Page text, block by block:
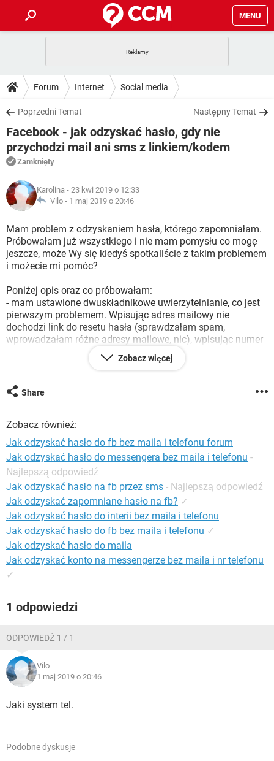
MENU
GRY WHATSAPP
SPOTIFY
INSTAGRAM FACEBOOK
WINDOWS 10
PORADY
PlayStation
SPOTIFY NETFLIX
INSTAGRAM
WINDOWS 10
DO POBRANIA
ANDROID TIKTOK
GRY WHATSAPP
INSTAGRAM
FORUM
COVID-19
GRY
SPOTIFY
INSTAGRAM FACEBOOK
WINDOWS 10
COVID-19
SPOTIFY NETFLIX
INSTAGRAM FACEBOOK
Forum Internet Social media
Poprzedni Temat Następny Temat
Facebook - jak odzyskać hasło, gdy nie
przychodzi mail ani sms z linkiem/kodem
Zamknięty
Karolina - 23 kwi 2019 o 12:33
Vilo - 1 maj 2019 o 20:46
Mam problem z odzyskaniem hasła, którego zapomniałam.
Próbowałam już wszystkiego i nie mam pomysłu co mogę
jeszcze, może Wy się kiedyś spotkaliście z takim problemem
i możecie mi pomóc?
Poniżej opis oraz co próbowałam:
- mam ustawione dwuskładnikowe uwierzytelnianie, co jest
pierwszym problemem. Wpisując adres mailowy nie
dochodzi link do resetu hasła (sprawdzałam spam,
wprowadzałam różne adresy mailowe, nic), wpisując numer
telefonu, nie przychodzi sms (również sprawdzałam różne
kody od znajomych, wprowadziłam i tu pojawił się
komunikat: "Za często próbujesz, spróbuj później". No więc
pomocy), nic nie dało, dalej pojawia się komunikat,
następnie 48h i ostatnio prawie cały tydzień. Myślałam, że
tydzień pomógł, bo pojawił się nowy komunikat, że kody
wygasły, to ja oczywiście wzięłam nowe, wpisałam i pojawił
się ten sam komunikat co wcześniej, czyli: za często
próbujesz.
- próbowałam też: różnych przeglądarek, trybu incognito,
usuwania plików cookies. Przeszukałam internet jak dostać
się do centrum pomocy facebooka, znalazłam jakiś link i
bombarduję ich mailami, ale nie ma odpowiedzi (na jakiejś
stronie było napisane, że nie ma centrum pomocy facebooka
na EU, więc może nie dochodzi), próbowałam też
społeczność facebooka, ale tam nikt nie odpowiada na
z centrum pomocy, majac nadzieje, że może mogą się
chwilę, jestem zalogowana na telefonie i prywatnym
komputerze, więc może jest jakaś opcja sprawdzenia hasła
bez jego wpisywania (nie mam zapisanego hasła w
Zobacz więcej
Share
Zobacz również:
Jak odzyskać hasło do fb bez maila i telefonu forum
Jak odzyskać hasło do messengera bez maila i telefonu -
Najlepszą odpowiedź
Jak odzyskać hasło na fb przez sms - Najlepszą odpowiedź
Jak odzyskać zapomniane hasło na fb? ✓
Jak odzyskać hasło do interii bez maila i telefonu
Jak odzyskać hasło do fb bez maila i telefonu ✓
Jak odzyskać hasło do maila
Jak odzyskać konto na messengerze bez maila i nr telefonu
✓
1 odpowiedzi
ODPOWIEDŹ 1 / 1
Vilo
1 maj 2019 o 20:46
Jaki system tel.
Podobne dyskusje